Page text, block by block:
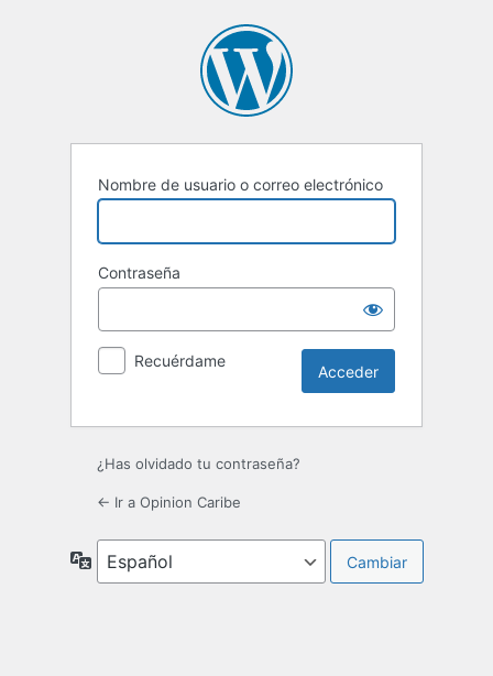
Nombre de usuario o correo electrónico
Contraseña
Recuérdame
¿Has olvidado tu contraseña?
← Ir a Opinion Caribe
Idioma